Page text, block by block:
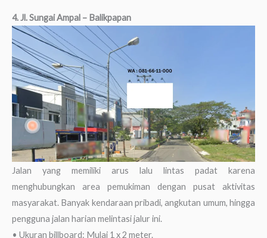
4. Jl. Sungai Ampal – Balikpapan
Jalan yang memiliki arus lalu lintas padat karena
menghubungkan area pemukiman dengan pusat aktivitas
masyarakat. Banyak kendaraan pribadi, angkutan umum, hingga
pengguna jalan harian melintasi jalur ini.
• Ukuran billboard: Mulai 1 x 2 meter.